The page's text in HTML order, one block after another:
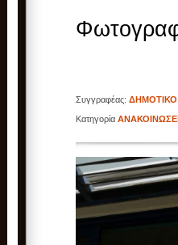
Συγγραφέας:ΔΗΜΟΤΙΚΟ
Κατηγορία